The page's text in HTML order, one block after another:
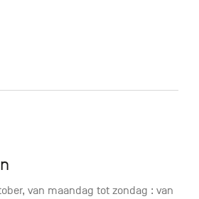
van maandag tot zondag : van